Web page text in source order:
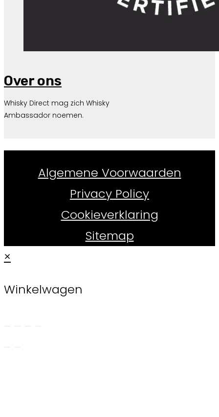
Over ons
Whisky Direct mag zich Whisky
Ambassador noemen.
Algemene Voorwaarden
Privacy Policy
Cookieverklaring
Sitemap
×
Winkelwagen